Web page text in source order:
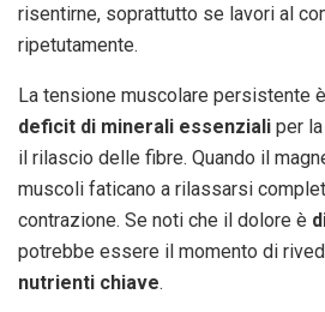
risentirne, soprattutto se lavori al
ripetutamente.
La tensione muscolare persistente
deficit di minerali essenziali per
il rilascio delle fibre. Quando il
muscoli faticano a rilassarsi
contrazione. Se noti che il dolore è
potrebbe essere il momento di
nutrienti chiave.